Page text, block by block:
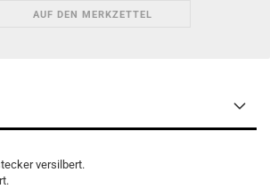
AUF DEN MERKZETTEL
versilbert.